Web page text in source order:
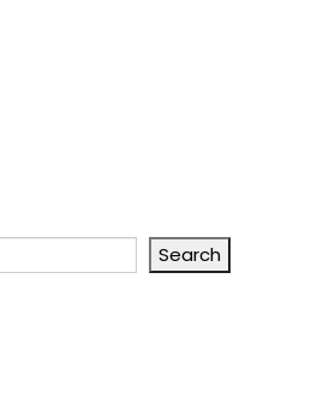
Search